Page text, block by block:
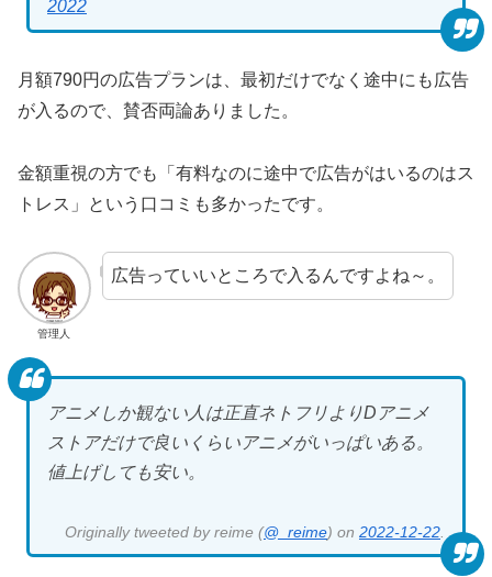
2022
月額790円の広告プランは、最初だけでなく途中にも広告
が入るので、賛否両論ありました。
金額重視の方でも「有料なのに途中で広告がはいるのはス
トレス」という口コミも多かったです。
管理人
広告っていいところで入るんですよね～。
アニメしか観ない人は正直ネトフリよりDアニメ
ストアだけで良いくらいアニメがいっぱいある。
値上げしても安い。
Originally tweeted by reime (@_reime) on 2022-12-22